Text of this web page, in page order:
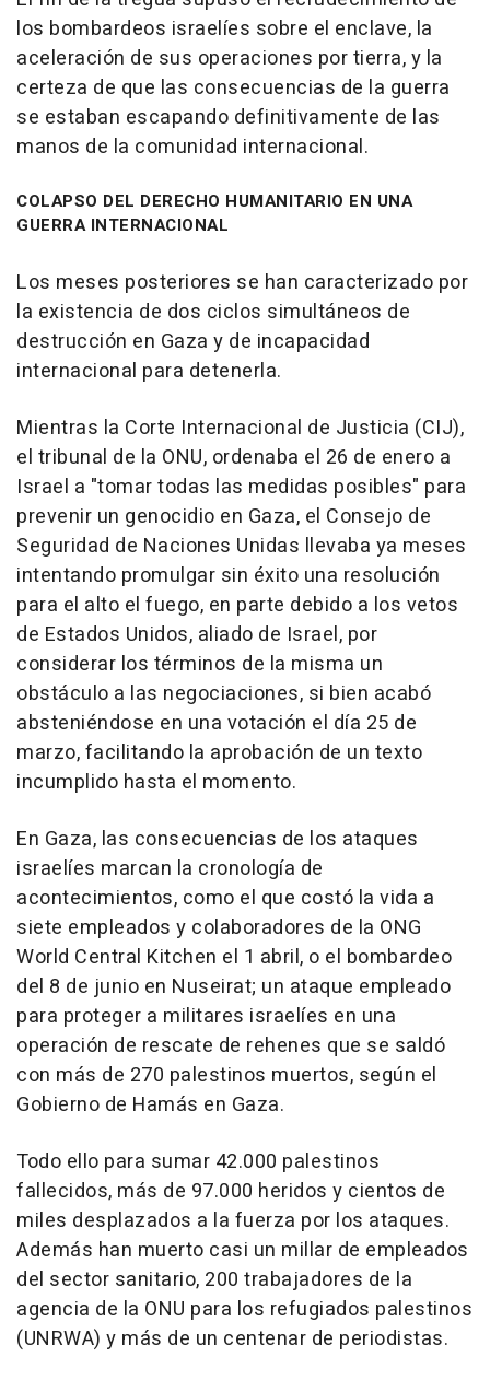
los bombardeos israelíes sobre el enclave, la
aceleración de sus operaciones por tierra, y la
certeza de que las consecuencias de la guerra
se estaban escapando definitivamente de las
manos de la comunidad internacional.
COLAPSO DEL DERECHO HUMANITARIO EN UNA
GUERRA INTERNACIONAL
Los meses posteriores se han caracterizado por
la existencia de dos ciclos simultáneos de
destrucción en Gaza y de incapacidad
internacional para detenerla.
Mientras la Corte Internacional de Justicia (CIJ),
el tribunal de la ONU, ordenaba el 26 de enero a
Israel a "tomar todas las medidas posibles" para
prevenir un genocidio en Gaza, el Consejo de
Seguridad de Naciones Unidas llevaba ya meses
intentando promulgar sin éxito una resolución
para el alto el fuego, en parte debido a los vetos
de Estados Unidos, aliado de Israel, por
considerar los términos de la misma un
obstáculo a las negociaciones, si bien acabó
absteniéndose en una votación el día 25 de
marzo, facilitando la aprobación de un texto
incumplido hasta el momento.
En Gaza, las consecuencias de los ataques
israelíes marcan la cronología de
acontecimientos, como el que costó la vida a
siete empleados y colaboradores de la ONG
World Central Kitchen el 1 abril, o el bombardeo
del 8 de junio en Nuseirat; un ataque empleado
para proteger a militares israelíes en una
operación de rescate de rehenes que se saldó
con más de 270 palestinos muertos, según el
Gobierno de Hamás en Gaza.
Todo ello para sumar 42.000 palestinos
fallecidos, más de 97.000 heridos y cientos de
miles desplazados a la fuerza por los ataques.
Además han muerto casi un millar de empleados
del sector sanitario, 200 trabajadores de la
agencia de la ONU para los refugiados palestinos
(UNRWA) y más de un centenar de periodistas.